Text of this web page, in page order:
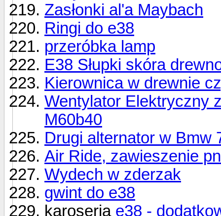
Zasłonki al'a Maybach
Ringi do e38
przeróbka lamp
E38 Słupki skóra
Kierownica w drewnie
Wentylator Elektryczny
M60b40
Drugi alternator w Bmw
Air Ride, zawieszenie
Wydech w zderzak
gwint do e38
karoseria e38 -